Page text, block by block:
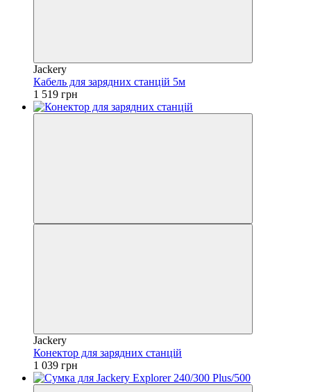
Jackery
Кабель для зарядних станцій 5м
1 519 грн
Jackery
Конектор для зарядних станцій
1 039 грн